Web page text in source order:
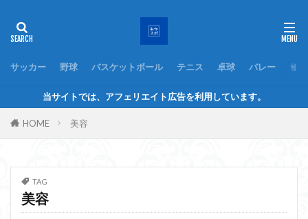
サッカー 野球 バスケットボール テニス 卓球 バレー ラ
当サイトでは、アフェリエイト広告を利用しています。
HOME 美容
TAG
美容